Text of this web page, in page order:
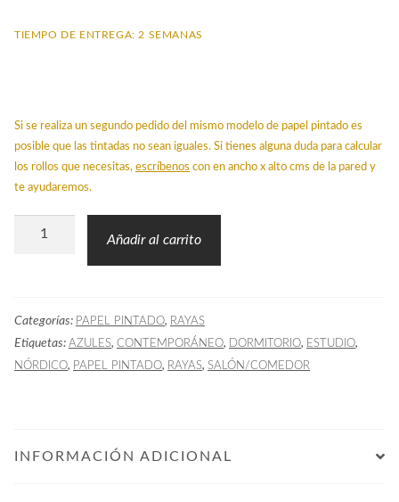
TIEMPO DE ENTREGA: 2 SEMANAS
Si se realiza un segundo pedido del mismo modelo de papel pintado es
posible que las tintadas no sean iguales. Si tienes alguna duda para calcular
los rollos que necesitas, escríbenos con en ancho x alto cms de la pared y
te ayudaremos.
Papel
Alzada
Azul
Claro
Añadir al carrito
Categorías: PAPEL PINTADO, RAYAS
Etiquetas: AZULES, CONTEMPORÁNEO, DORMITORIO, ESTUDIO,
NÓRDICO, PAPEL PINTADO, RAYAS, SALÓN/COMEDOR
INFORMACIÓN ADICIONAL